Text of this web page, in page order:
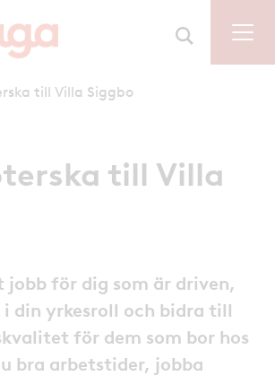
till Villa Siggbo
till Villa
jobb för dig som är driven,
din yrkesroll och bidra till
för dem som bor hos
bra arbetstider, jobba